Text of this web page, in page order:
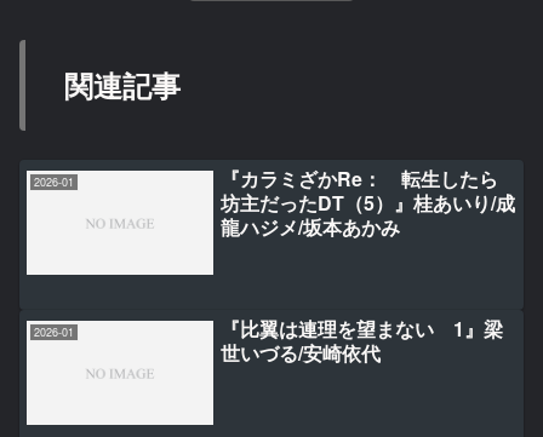
関連記事
2026-01
『カラミざかRe： 転生したら
坊主だったDT（5）』桂あいり/成
龍ハジメ/坂本あかみ
2026-01
『比翼は連理を望まない 1』梁
世いづる/安崎依代